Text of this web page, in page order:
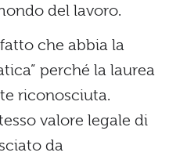
del lavoro.
che abbia la
perché la laurea
riconosciuta.
valore legale di
da